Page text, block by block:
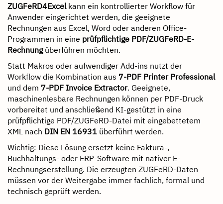
ZUGFeRD4Excelkann ein kontrollierter Workflow für
Anwender eingerichtet werden, die geeignete
Rechnungen aus Excel, Word oder anderen Office-
Programmen in eine prüfpflichtige PDF/ZUGFeRD-E-
Rechnungüberführen möchten.
Statt Makros oder aufwendiger Add-ins nutzt der
Workflow die Kombination aus 7-PDF Printer Professional
und dem 7-PDF Invoice Extractor. Geeignete,
maschinenlesbare Rechnungen können per PDF-Druck
vorbereitet und anschließend KI-gestützt in eine
prüfpflichtige PDF/ZUGFeRD-Datei mit eingebettetem
XML nach DIN EN 16931 überführt werden.
Wichtig: Diese Lösung ersetzt keine Faktura-,
Buchhaltungs- oder ERP-Software mit nativer E-
Rechnungserstellung. Die erzeugten ZUGFeRD-Daten
müssen vor der Weitergabe immer fachlich, formal und
technisch geprüft werden.